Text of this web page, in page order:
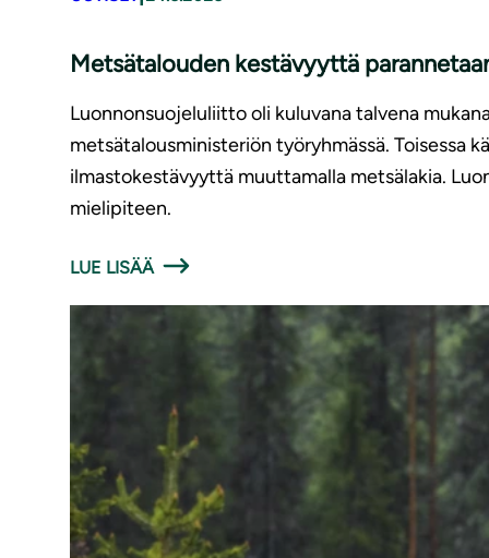
Metsätalouden kestävyyttä
Luonnonsuojeluliitto oli kuluvana talvena
metsätalousministeriön työryhmässä. Toisessa
ilmastokestävyyttä muuttamalla metsälakia.
mielipiteen.
LUE LISÄÄ